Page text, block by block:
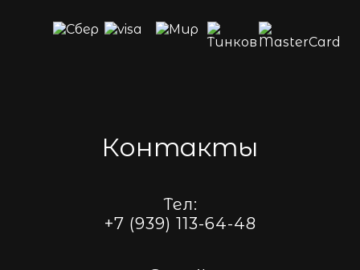
Контакты
Тел:
+7 (939) 113-64-48